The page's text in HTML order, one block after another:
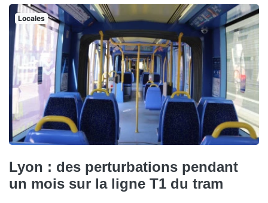
Locales
Lyon : des perturbations pendant
un mois sur la ligne T1 du tram